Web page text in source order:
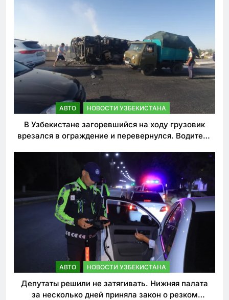
АВТО НОВОСТИ УЗБЕКИСТАНА
В Узбекистане загоревшийся на ходу грузовик
врезался в ограждение и перевернулся. Водитель
АВТО НОВОСТИ УЗБЕКИСТАНА
Депутаты решили не затягивать. Нижняя палата
за несколько дней приняла закон о резком